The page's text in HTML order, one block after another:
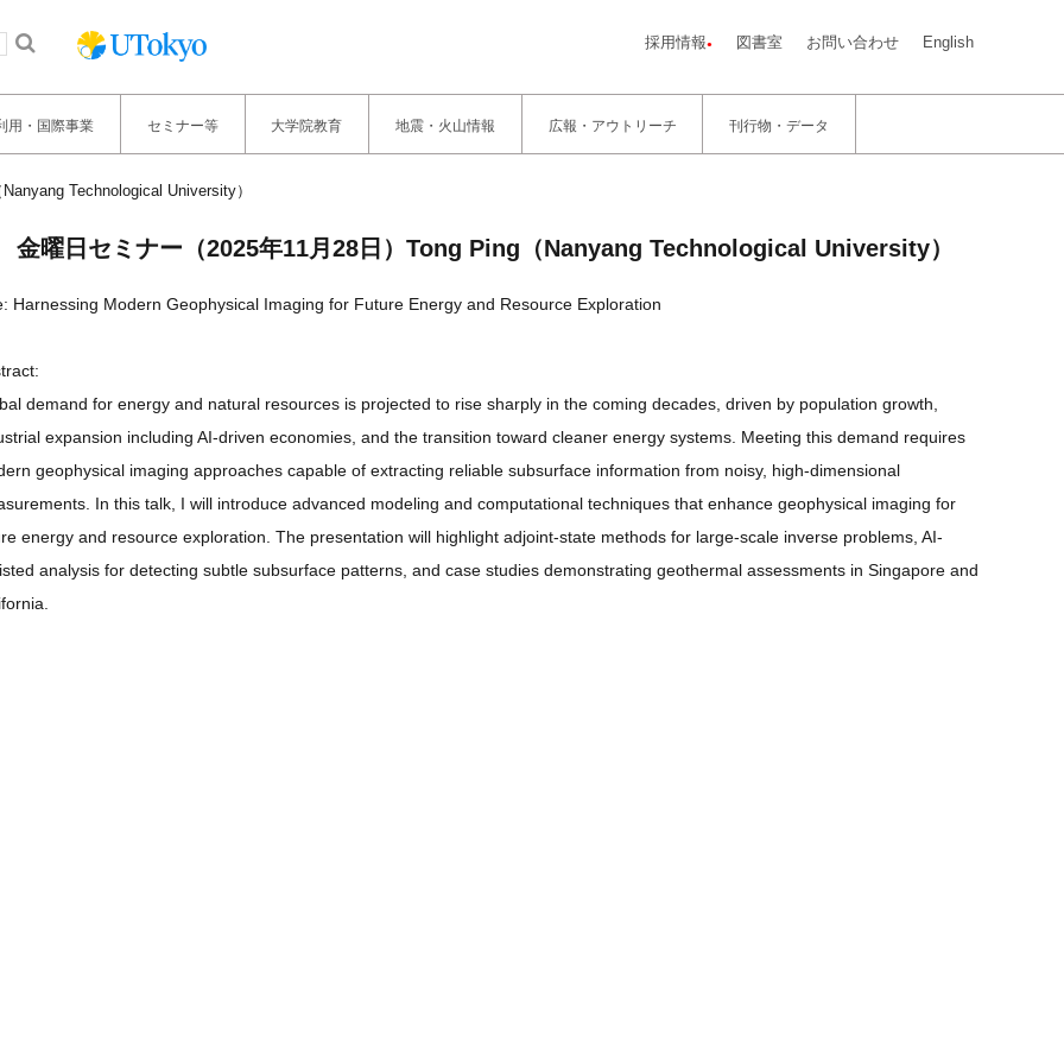
採用情報 図書室 お問い合わせ English
用・国際事業 セミナー等 大学院教育 地震・火山情報 広報・アウトリーチ 刊行物・データ
Technological University）
金曜日セミナー（2025年11月28日）Tong Ping（Nanyang Technological University）
Harnessing Modern Geophysical Imaging for Future Energy and Resource Exploration
demand for energy and natural resources is projected to rise sharply in the coming decades, driven by population growth,
expansion including AI-driven economies, and the transition toward cleaner energy systems. Meeting this demand requires
geophysical imaging approaches capable of extracting reliable subsurface information from noisy, high-dimensional
In this talk, I will introduce advanced modeling and computational techniques that enhance geophysical imaging for
energy and resource exploration. The presentation will highlight adjoint-state methods for large-scale inverse problems, AI-
analysis for detecting subtle subsurface patterns, and case studies demonstrating geothermal assessments in Singapore and